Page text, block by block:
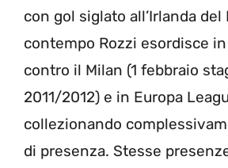
con gol siglato all’Irlanda del
contempo Rozzi esordisce
contro il Milan (1 febbraio
2011/2012) e in Europa
collezionando
di presenza. Stesse